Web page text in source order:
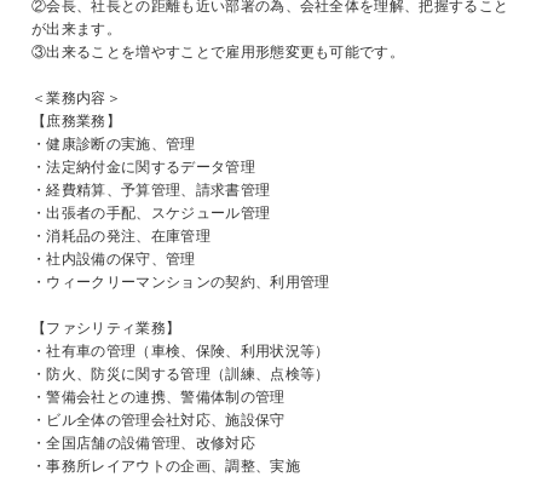
②会長、社長との距離も近い部署の為、会社全体を理解、把握すること
が出来ます。
③出来ることを増やすことで雇用形態変更も可能です。
＜業務内容＞
【庶務業務】
・健康診断の実施、管理
・法定納付金に関するデータ管理
・経費精算、予算管理、請求書管理
・出張者の手配、スケジュール管理
・消耗品の発注、在庫管理
・社内設備の保守、管理
・ウィークリーマンションの契約、利用管理
【ファシリティ業務】
・社有車の管理（車検、保険、利用状況等）
・防火、防災に関する管理（訓練、点検等）
・警備会社との連携、警備体制の管理
・ビル全体の管理会社対応、施設保守
・全国店舗の設備管理、改修対応
・事務所レイアウトの企画、調整、実施